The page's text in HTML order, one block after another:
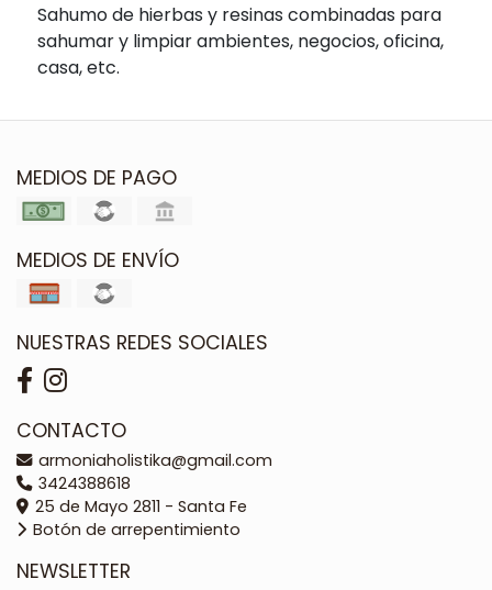
Sahumo de hierbas y resinas combinadas para
sahumar y limpiar ambientes, negocios, oficina,
casa, etc.
MEDIOS DE PAGO
MEDIOS DE ENVÍO
NUESTRAS REDES SOCIALES
CONTACTO
armoniaholistika@gmail.com
3424388618
25 de Mayo 2811 - Santa Fe
Botón de arrepentimiento
NEWSLETTER